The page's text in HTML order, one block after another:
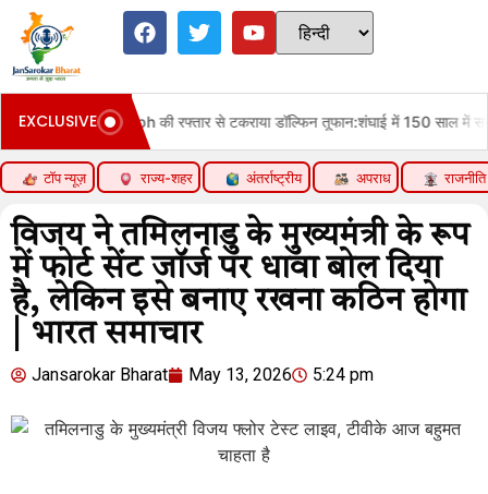
EXCLUSIVE
रफ्तार से टकराया डॉल्फिन तूफान:शंघाई में 150 साल में सबसे ज्यादा बारिश, 10 लाख
टॉप न्यूज़ राज्य-शहर अंतर्राष्ट्रीय अपराध राजनीति
विजय ने तमिलनाडु के मुख्यमंत्री के रूप
में फोर्ट सेंट जॉर्ज पर धावा बोल दिया
है, लेकिन इसे बनाए रखना कठिन होगा
| भारत समाचार
Jansarokar Bharat May 13, 2026 5:24 pm